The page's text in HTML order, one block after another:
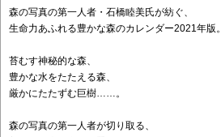
森の写真の第一人者・石橋睦美氏が紡ぐ、
生命力あふれる豊かな森のカレンダー2021年版。
苔むす神秘的な森、
豊かな水をたたえる森、
厳かにたたずむ巨樹……。
森の写真の第一人者が切り取る、